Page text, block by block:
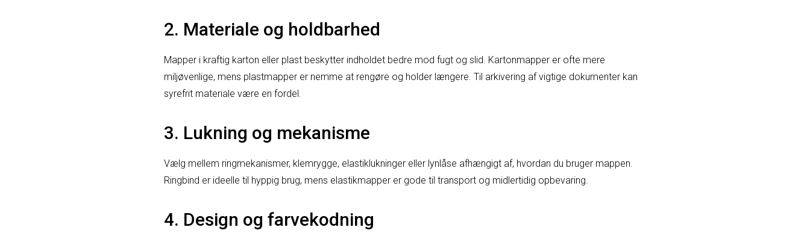
2. Materiale og holdbarhed
Mapper i kraftig karton eller plast beskytter indholdet bedre mod fugt og slid. Kartonmapper er ofte mere
miljøvenlige, mens plastmapper er nemme at rengøre og holder længere. Til arkivering af vigtige dokumenter kan
syrefrit materiale være en fordel.
3. Lukning og mekanisme
Vælg mellem ringmekanismer, klemrygge, elastiklukninger eller lynlåse afhængigt af, hvordan du bruger mappen.
Ringbind er ideelle til hyppig brug, mens elastikmapper er gode til transport og midlertidig opbevaring.
4. Design og farvekodning